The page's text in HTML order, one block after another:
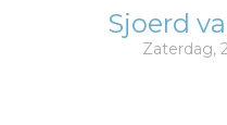
Sjoerd
Zaterdag,